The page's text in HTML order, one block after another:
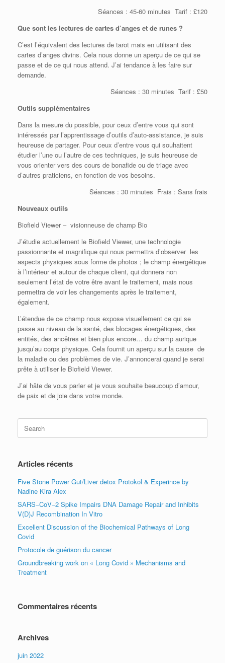
Séances : 45-60 minutes Tarif : £120
Que sont les lectures de cartes d’anges et de runes ?
C’est l’équivalent des lectures de tarot mais en utilisant des
cartes d’anges divins. Cela nous donne un aperçu de ce qui se
passe et de ce qui nous attend. J’ai tendance à les faire sur
demande.
Séances : 30 minutes Tarif : £50
Outils supplémentaires
Dans la mesure du possible, pour ceux d’entre vous qui sont
intéressés par l’apprentissage d’outils d’auto-assistance, je suis
heureuse de partager. Pour ceux d’entre vous qui souhaitent
étudier l’une ou l’autre de ces techniques, je suis heureuse de
vous orienter vers des cours de bonafide ou de triage avec
d’autres praticiens, en fonction de vos besoins.
Séances : 30 minutes Frais : Sans frais
Nouveaux outils
Biofield Viewer – visionneuse de champ Bio
J’étudie actuellement le Biofield Viewer, une technologie
passionnante et magnifique qui nous permettra d’observer les
aspects physiques sous forme de photos ; le champ énergétique
à l’intérieur et autour de chaque client, qui donnera non
seulement l’état de votre être avant le traitement, mais nous
permettra de voir les changements après le traitement,
également.
L’étendue de ce champ nous expose visuellement ce qui se
passe au niveau de la santé, des blocages énergétiques, des
entités, des ancêtres et bien plus encore… du champ aurique
jusqu’au corps physique. Cela fournit un aperçu sur la cause de
la maladie ou des problèmes de vie. J’annoncerai quand je serai
prête à utiliser le Biofield Viewer.
J’ai hâte de vous parler et je vous souhaite beaucoup d’amour,
de paix et de joie dans votre monde.
Search
for:
Articles récents
Five Stone Power Gut/Liver detox Protokol & Experince by
Nadine Kira Alex
SARS–CoV–2 Spike Impairs DNA Damage Repair and Inhibits
V(D)J Recombination In Vitro
Excellent Discussion of the Biochemical Pathways of Long
Covid
Protocole de guérison du cancer
Groundbreaking work on « Long Covid » Mechanisms and
Treatment
Commentaires récents
Archives
juin 2022